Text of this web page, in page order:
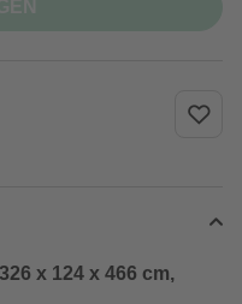
x 124 x 466 cm,